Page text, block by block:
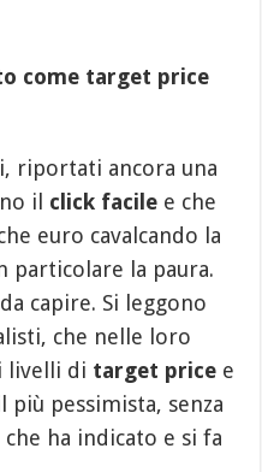
come target price
riportati ancora una
il click facile e che
euro cavalcando la
particolare la paura.
capire. Si leggono
che nelle loro
livelli di target price e
più pessimista, senza
ha indicato e si fa